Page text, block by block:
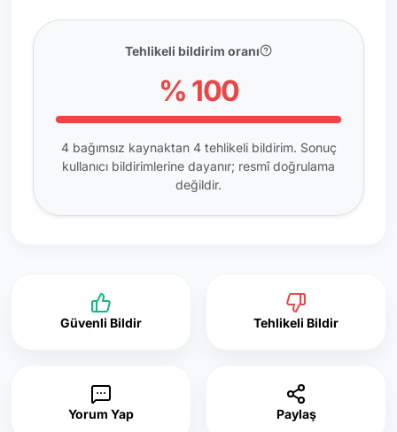
Tehlikeli bildirim oranı
% 100
4 bağımsız kaynaktan 4 tehlikeli bildirim. Sonuç
kullanıcı bildirimlerine dayanır; resmî doğrulama
değildir.
Güvenli Bildir Tehlikeli Bildir
Yorum Yap Paylaş